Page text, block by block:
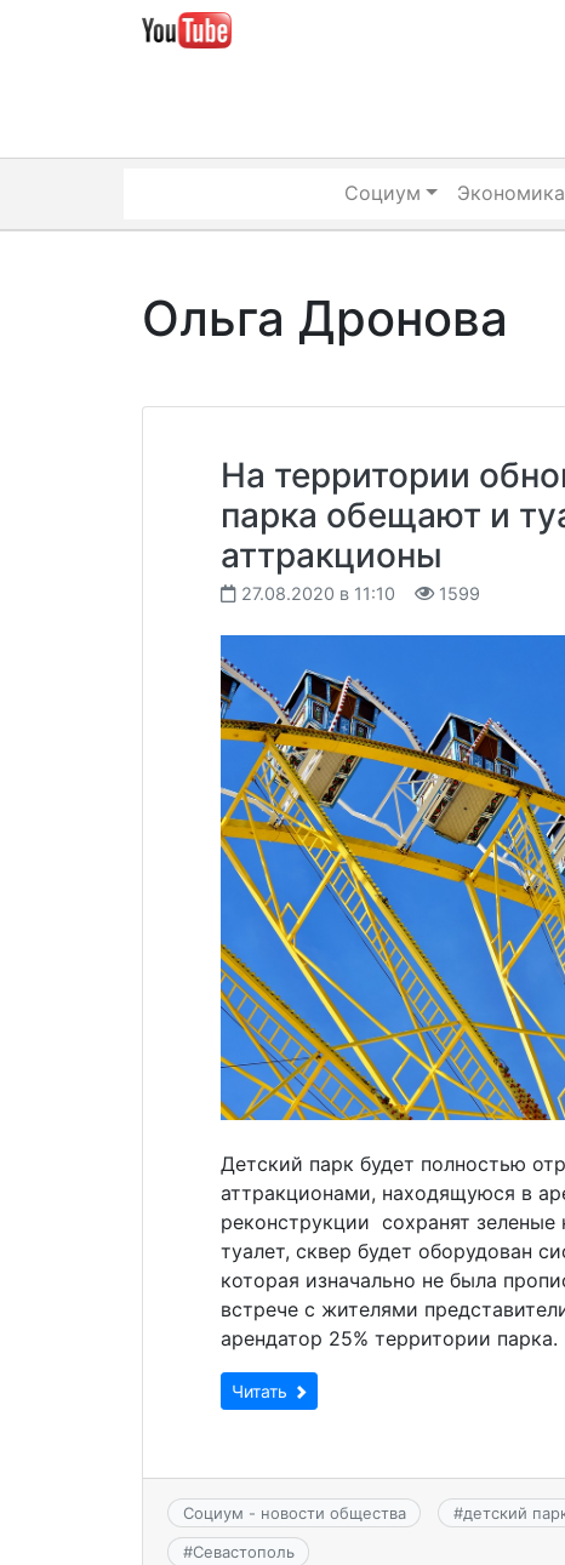
Социум Экономика
Ольга Дронова
На территории
парка обещают и
аттракционы
27.08.2020 в 11:10 1599
Детский парк будет полностью
аттракционами, находящуюся в
реконструкции сохранят
туалет, сквер будет оборудован
которая изначально не была
встрече с жителями
арендатор 25% территории
Читать
Социум - новости общества #детский
#Севастополь